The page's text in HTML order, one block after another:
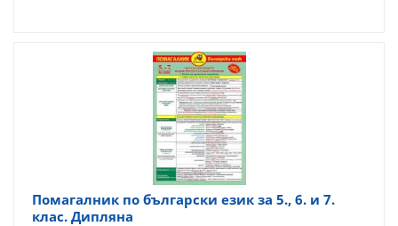
Помагалник по български език за 5., 6. и 7.
клас. Дипляна